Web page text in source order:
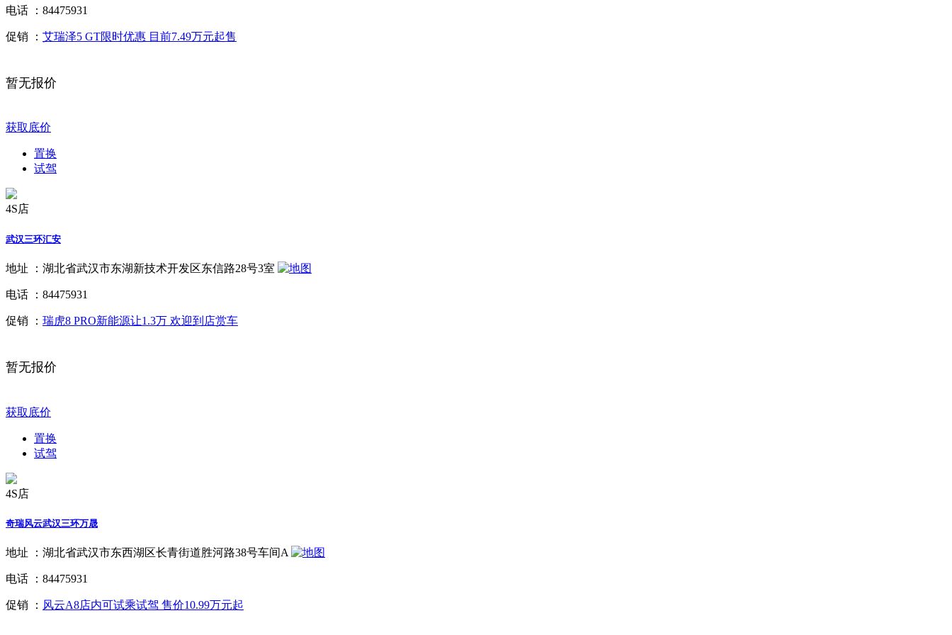
电话 ： 84475931
促销 ： 艾瑞泽5 GT限时优惠 目前7.49万元起售
暂无报价
获取底价
置换
试驾
4S店
武汉三环汇安
地址 ： 湖北省武汉市东湖新技术开发区东信路28号3室
电话 ： 84475931
促销 ： 瑞虎8 PRO新能源让1.3万 欢迎到店赏车
暂无报价
获取底价
置换
试驾
4S店
奇瑞风云武汉三环万晟
地址 ： 湖北省武汉市东西湖区长青街道胜河路38号车间A
电话 ： 84475931
促销 ： 风云A8店内可试乘试驾 售价10.99万元起